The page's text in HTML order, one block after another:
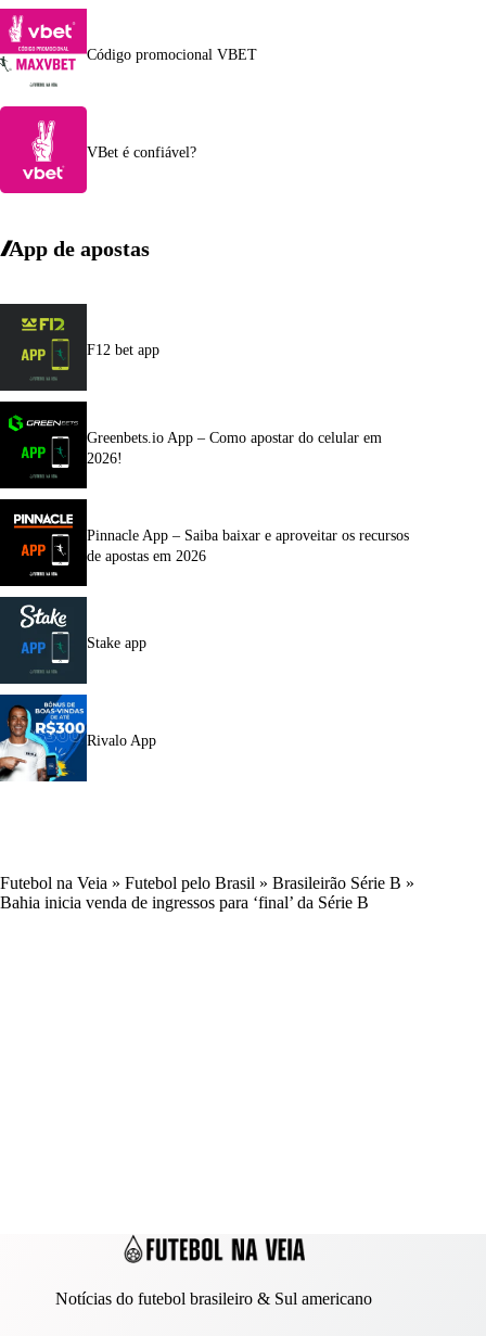
Código promocional VBET
VBet é confiável?
App de apostas
F12 bet app
Greenbets.io App – Como apostar do celular em
2026!
Pinnacle App – Saiba baixar e aproveitar os recursos
de apostas em 2026
Stake app
Rivalo App
Futebol na Veia » Futebol pelo Brasil » Brasileirão Série B »
Bahia inicia venda de ingressos para ‘final’ da Série B
Notícias do futebol brasileiro & Sul americano